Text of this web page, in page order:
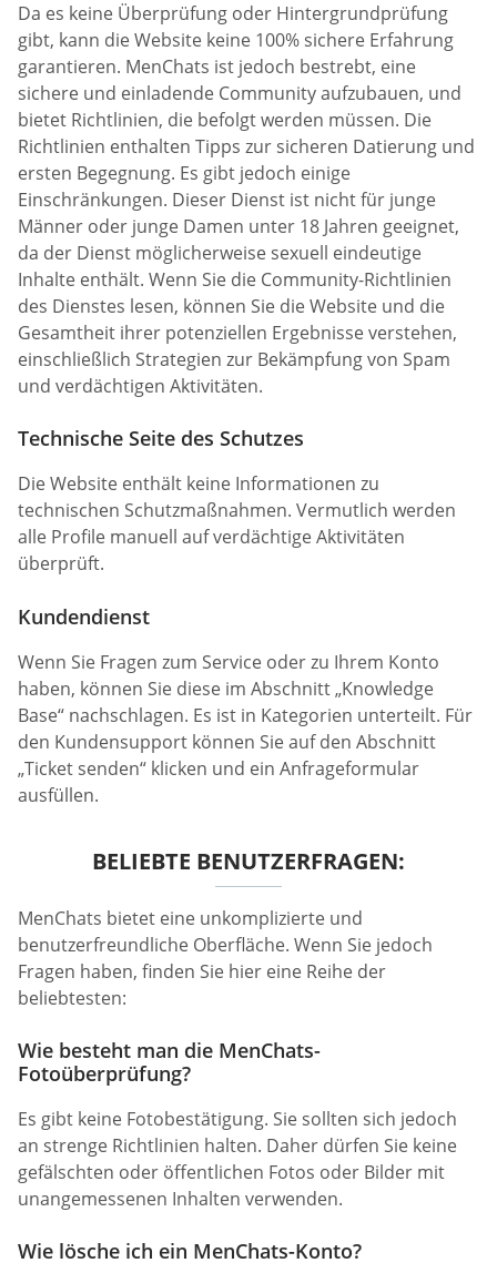
Da es keine Überprüfung oder Hintergrundprüfung
gibt, kann die Website keine 100% sichere Erfahrung
garantieren. MenChats ist jedoch bestrebt, eine
sichere und einladende Community aufzubauen, und
bietet Richtlinien, die befolgt werden müssen. Die
Richtlinien enthalten Tipps zur sicheren Datierung und
ersten Begegnung. Es gibt jedoch einige
Einschränkungen. Dieser Dienst ist nicht für junge
Männer oder junge Damen unter 18 Jahren geeignet,
da der Dienst möglicherweise sexuell eindeutige
Inhalte enthält. Wenn Sie die Community-Richtlinien
des Dienstes lesen, können Sie die Website und die
Gesamtheit ihrer potenziellen Ergebnisse verstehen,
einschließlich Strategien zur Bekämpfung von Spam
und verdächtigen Aktivitäten.
Technische Seite des Schutzes
Die Website enthält keine Informationen zu
technischen Schutzmaßnahmen. Vermutlich werden
alle Profile manuell auf verdächtige Aktivitäten
überprüft.
Kundendienst
Wenn Sie Fragen zum Service oder zu Ihrem Konto
haben, können Sie diese im Abschnitt „Knowledge
Base“ nachschlagen. Es ist in Kategorien unterteilt. Für
den Kundensupport können Sie auf den Abschnitt
„Ticket senden“ klicken und ein Anfrageformular
ausfüllen.
BELIEBTE BENUTZERFRAGEN:
MenChats bietet eine unkomplizierte und
benutzerfreundliche Oberfläche. Wenn Sie jedoch
Fragen haben, finden Sie hier eine Reihe der
beliebtesten:
Wie besteht man die MenChats-
Fotoüberprüfung?
Es gibt keine Fotobestätigung. Sie sollten sich jedoch
an strenge Richtlinien halten. Daher dürfen Sie keine
gefälschten oder öffentlichen Fotos oder Bilder mit
unangemessenen Inhalten verwenden.
Wie lösche ich ein MenChats-Konto?